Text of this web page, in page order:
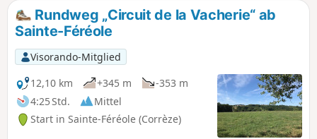
Rundweg „Circuit de la Vacherie“ ab
Sainte-Féréole
Visorando-Mitglied
12,10 km
+345 m
-353 m
4:25 Std.
Mittel
Start in Sainte-Féréole (Corrèze)